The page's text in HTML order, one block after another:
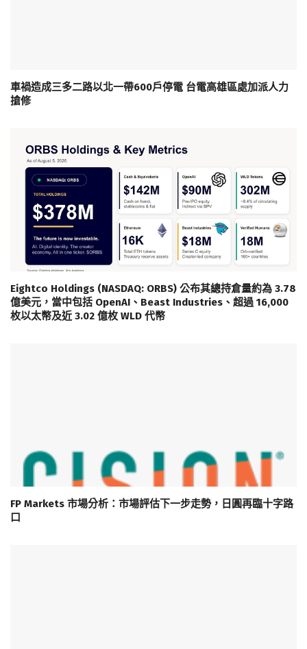
車禍造成三多二路以北一帶600戶停電 台電高雄區處加派人力
搶修
Eightco Holdings (NASDAQ: ORBS) 公布其總持倉量約為 3.78
億美元，當中包括 OpenAI、Beast Industries、超過 16,000
枚以太幣及近 3.02 億枚 WLD 代幣
FP Markets 市場分析：市場評估下一步走勢，日圓再臨十字路
口